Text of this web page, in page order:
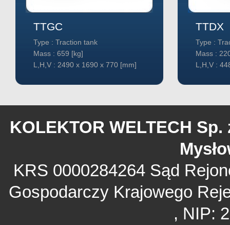
TTGC
Type : Traction tank
Mass : 659 [kg]
L,H,V : 2490 x 1690 x 770 [mm]
TTDX
Type :
Mass :
L,H,V :
KOLEKTOR WELTECH
KRS 0000284264 Sąd
Gospodarczy Krajowego
, NIP: